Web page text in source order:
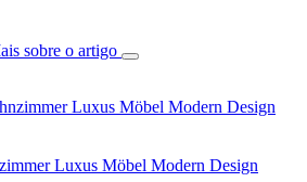
sobre o artigo
Luxus Möbel Modern Design